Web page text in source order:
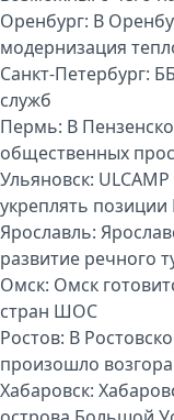
Оренбург: В
модернизация
Санкт-Петербург:
служб
Пермь: В
общественных
Ульяновск:
укреплять позиции
Ярославль:
развитие речного
Омск: Омск
стран ШОС
Ростов: В
произошло
Хабаровск: